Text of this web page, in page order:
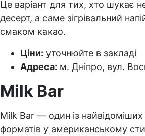
Це варіант для тих, хто шукає
десерт, а саме зігрівальний
смаком какао.
Ціни: уточнюйте в закладі
Адреса: м. Дніпро, вул.
Milk Bar
Milk Bar — один із найвідоміших
форматів у американському